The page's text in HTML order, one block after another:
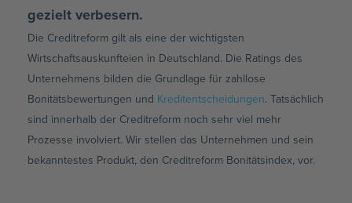
gezielt verbesern.
Die Creditreform gilt als eine der wichtigsten
Wirtschaftsauskunfteien in Deutschland. Die Ratings des
Unternehmens bilden die Grundlage für zahllose
Bonitätsbewertungen und Kreditentscheidungen. Tatsächlich
sind innerhalb der Creditreform noch sehr viel mehr
Prozesse involviert. Wir stellen das Unternehmen und sein
bekanntestes Produkt, den Creditreform Bonitätsindex, vor.